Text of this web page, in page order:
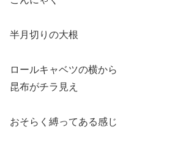
半月切りの大根
ロールキャベツの横から
昆布がチラ見え
おそらく縛ってある感じ